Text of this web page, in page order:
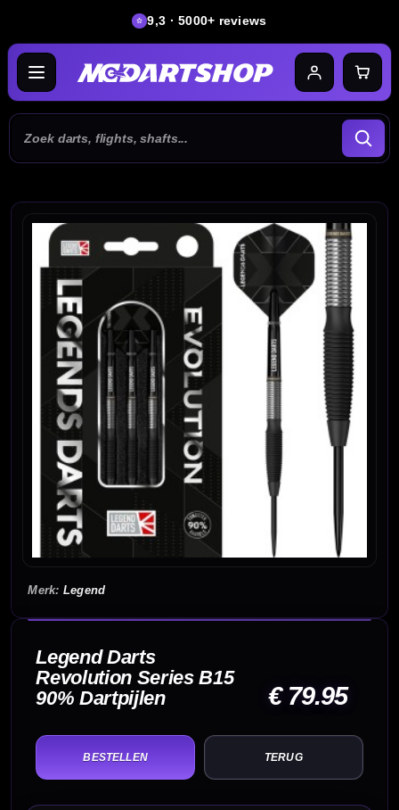
9,3 · 5000+ reviews
Legend
Legend Darts
Revolution Series B15
90% Dartpijlen
€ 79.95
TERUG